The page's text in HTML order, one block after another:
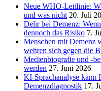
Neue WHO-Leitlinie:
und was nicht 20. Juli
Delir bei Demenz:
dennoch das Risiko 7.
Menschen mit Demenz
wehren sich gegen die
Medienbiografie und -
werden 27. Juni 2026
KI-Sprachanalyse kann
Demenzdiagnostik 17.